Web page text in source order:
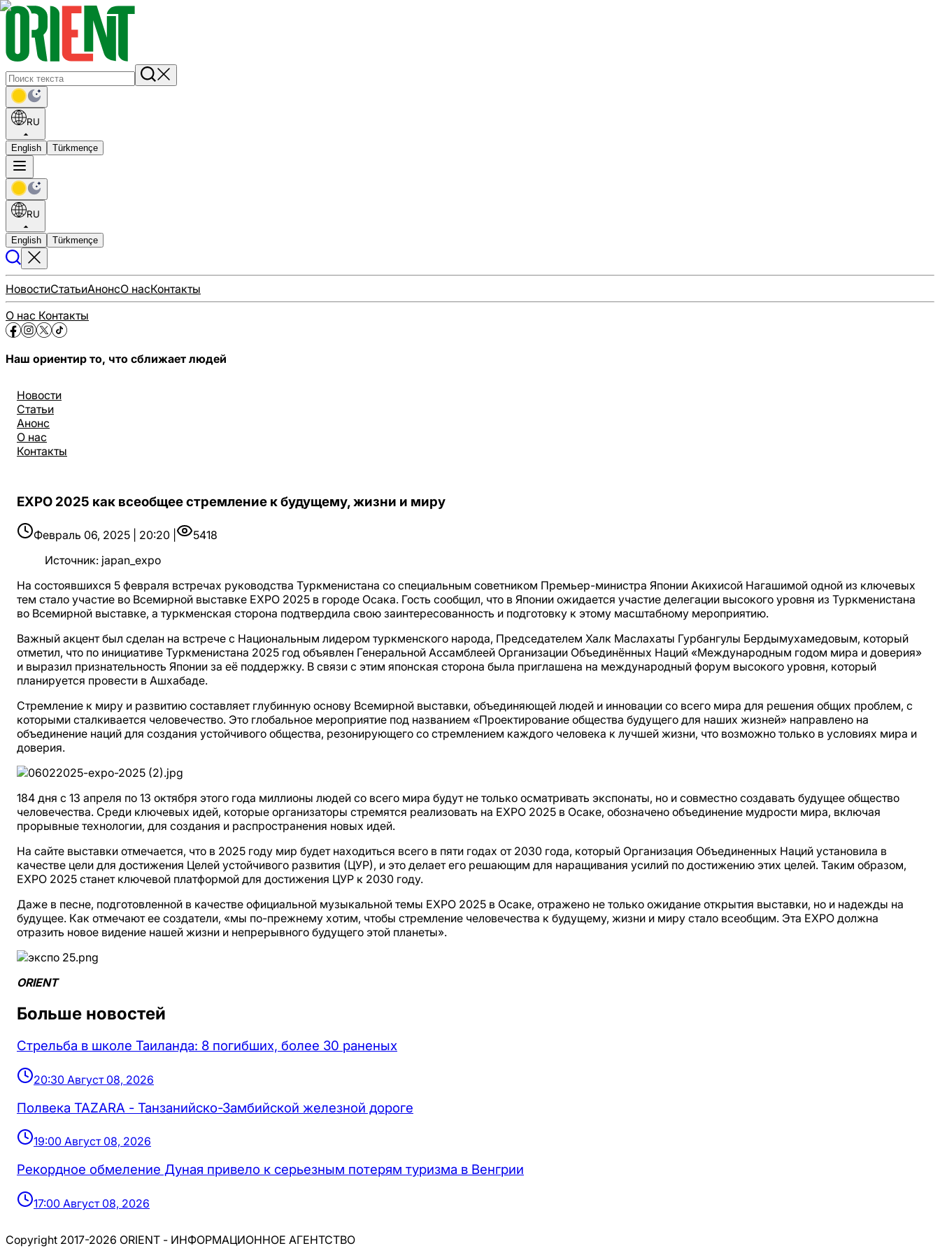
RU
English Türkmençe
RU
English Türkmençe
НовостиСтатьиАнонсО насКонтакты
О нас Контакты
Наш ориентир то, что сближает людей
Новости
Статьи
Анонс
О нас
Контакты
EXPO 2025 как всеобщее стремление к будущему, жизни и миру
Февраль 06, 2025 | 20:20 |
5418
Источник: japan_expo
На состоявшихся 5 февраля встречах руководства Туркменистана со специальным советником Премьер-министра Японии Акихисой Нагашимой одной из ключевых
тем стало участие во Всемирной выставке EXPO 2025 в городе Осака. Гость сообщил, что в Японии ожидается участие делегации высокого уровня из Туркменистана
во Всемирной выставке, а туркменская сторона подтвердила свою заинтересованность и подготовку к этому масштабному мероприятию.
Важный акцент был сделан на встрече с Национальным лидером туркменского народа, Председателем Халк Маслахаты Гурбангулы Бердымухамедовым, который
отметил, что по инициативе Туркменистана 2025 год объявлен Генеральной Ассамблеей Организации Объединённых Наций «Международным годом мира и доверия»
и выразил признательность Японии за её поддержку. В связи с этим японская сторона была приглашена на международный форум высокого уровня, который
планируется провести в Ашхабаде.
Стремление к миру и развитию составляет глубинную основу Всемирной выставки, объединяющей людей и инновации со всего мира для решения общих проблем, с
которыми сталкивается человечество. Это глобальное мероприятие под названием «Проектирование общества будущего для наших жизней» направлено на
объединение наций для создания устойчивого общества, резонирующего со стремлением каждого человека к лучшей жизни, что возможно только в условиях мира и
доверия.
184 дня с 13 апреля по 13 октября этого года миллионы людей со всего мира будут не только осматривать экспонаты, но и совместно создавать будущее общество
человечества. Среди ключевых идей, которые организаторы стремятся реализовать на EXPO 2025 в Осаке, обозначено объединение мудрости мира, включая
прорывные технологии, для создания и распространения новых идей.
На сайте выставки отмечается, что в 2025 году мир будет находиться всего в пяти годах от 2030 года, который Организация Объединенных Наций установила в
качестве цели для достижения Целей устойчивого развития (ЦУР), и это делает его решающим для наращивания усилий по достижению этих целей. Таким образом,
EXPO 2025 станет ключевой платформой для достижения ЦУР к 2030 году.
Даже в песне, подготовленной в качестве официальной музыкальной темы EXPO 2025 в Осаке, отражено не только ожидание открытия выставки, но и надежды на
будущее. Как отмечают ее создатели, «мы по-прежнему хотим, чтобы стремление человечества к будущему, жизни и миру стало всеобщим. Эта EXPO должна
отразить новое видение нашей жизни и непрерывного будущего этой планеты».
ORIENT
Больше новостей
Стрельба в школе Таиланда: 8 погибших, более 30 раненых
20:30 Август 08, 2026
Полвека TAZARA - Танзанийско-Замбийской железной дороге
19:00 Август 08, 2026
Рекордное обмеление Дуная привело к серьезным потерям туризма в Венгрии
17:00 Август 08, 2026
Copyright 2017-2026 ORIENT - ИНФОРМАЦИОННОЕ АГЕНТСТВО